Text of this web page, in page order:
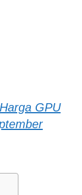
GPU